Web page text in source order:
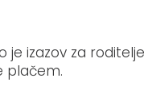
je izazov za
plačem.